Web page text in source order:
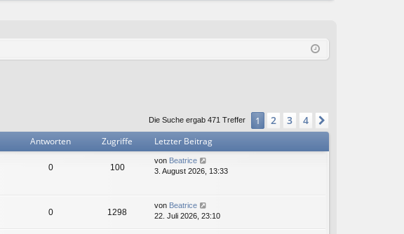
Die Suche ergab 471 Treffer 1 2 3 4
Antworten Zugriffe Letzter Beitrag
0 100
von Beatrice
3. August 2026, 13:33
0 1298
von Beatrice
22. Juli 2026, 23:10